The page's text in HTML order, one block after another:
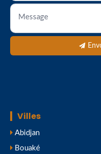
Villes
Abidjan
Bouaké